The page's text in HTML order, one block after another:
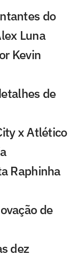
do
Luna
Kevin
de
x Atlético
Raphinha
de
dez